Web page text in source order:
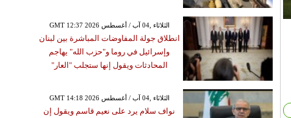
GMT 12:37 2026 الثلاثاء ,04 آب / أغسطس
انطلاق جولة المفاوضات المباشرة بين لبنان
وإسرائيل في روما و"حزب الله" يهاجم
المحادثات ويقول إنها ستجلب "العار"
GMT 14:18 2026 الثلاثاء ,04 آب / أغسطس
نواف سلام يرد على نعيم قاسم ويقول إن